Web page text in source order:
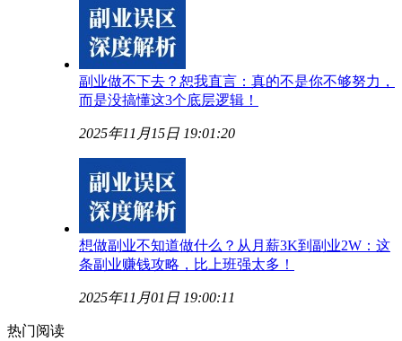
副业做不下去？恕我直言：真的不是你不够努力，
而是没搞懂这3个底层逻辑！
2025年11月15日 19:01:20
想做副业不知道做什么？从月薪3K到副业2W：这
条副业赚钱攻略，比上班强太多！
2025年11月01日 19:00:11
热门阅读